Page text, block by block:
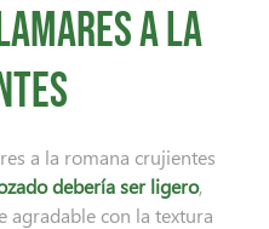
a la
a la romana crujientes
debería ser ligero,
agradable con la textura